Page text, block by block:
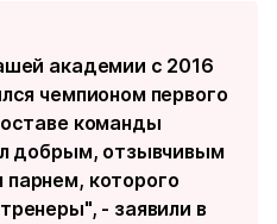
академии с 2016
чемпионом первого
команды
добрым, отзывчивым
которого
- заявили в